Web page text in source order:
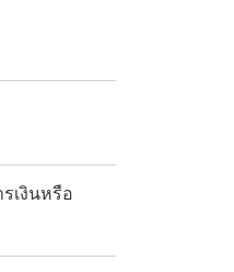
เงินหรือ